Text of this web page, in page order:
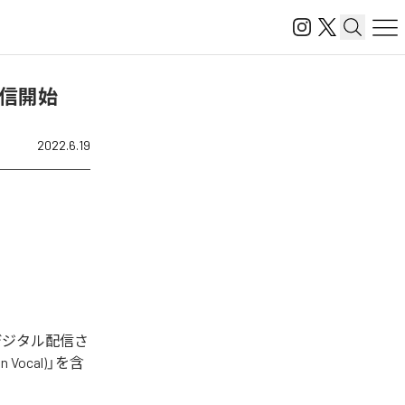
開始
2022.6.19
ジタル配信さ
Vocal)」を含